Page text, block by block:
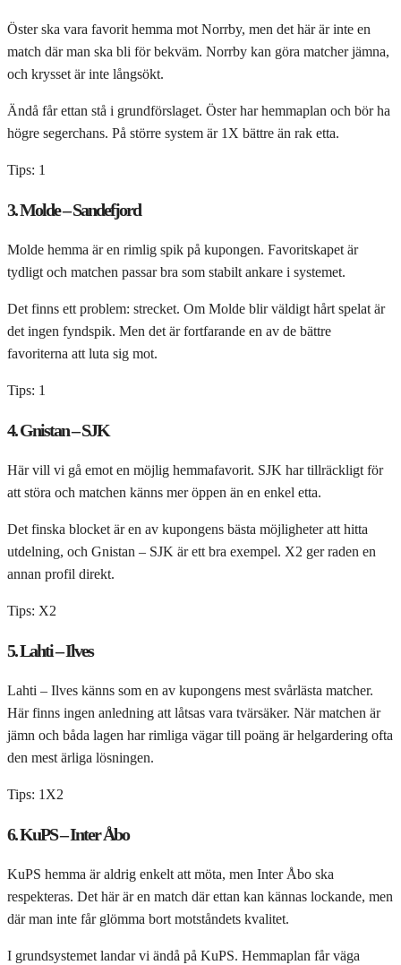
Öster ska vara favorit hemma mot Norrby, men det här är inte en
match där man ska bli för bekväm. Norrby kan göra matcher jämna,
och krysset är inte långsökt.
Ändå får ettan stå i grundförslaget. Öster har hemmaplan och bör ha
högre segerchans. På större system är 1X bättre än rak etta.
Tips: 1
3. Molde – Sandefjord
Molde hemma är en rimlig spik på kupongen. Favoritskapet är
tydligt och matchen passar bra som stabilt ankare i systemet.
Det finns ett problem: strecket. Om Molde blir väldigt hårt spelat är
det ingen fyndspik. Men det är fortfarande en av de bättre
favoriterna att luta sig mot.
Tips: 1
4. Gnistan – SJK
Här vill vi gå emot en möjlig hemmafavorit. SJK har tillräckligt för
att störa och matchen känns mer öppen än en enkel etta.
Det finska blocket är en av kupongens bästa möjligheter att hitta
utdelning, och Gnistan – SJK är ett bra exempel. X2 ger raden en
annan profil direkt.
Tips: X2
5. Lahti – Ilves
Lahti – Ilves känns som en av kupongens mest svårlästa matcher.
Här finns ingen anledning att låtsas vara tvärsäker. När matchen är
jämn och båda lagen har rimliga vägar till poäng är helgardering ofta
den mest ärliga lösningen.
Tips: 1X2
6. KuPS – Inter Åbo
KuPS hemma är aldrig enkelt att möta, men Inter Åbo ska
respekteras. Det här är en match där ettan kan kännas lockande, men
där man inte får glömma bort motståndets kvalitet.
I grundsystemet landar vi ändå på KuPS. Hemmaplan får väga